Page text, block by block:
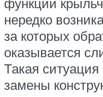
функций
нередко
за которых
оказывается
Такая
замены